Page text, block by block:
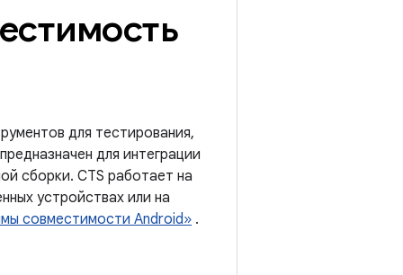
для тестирования,
для интеграции
сборки. CTS работает на
устройствах или на
совместимости Android» .